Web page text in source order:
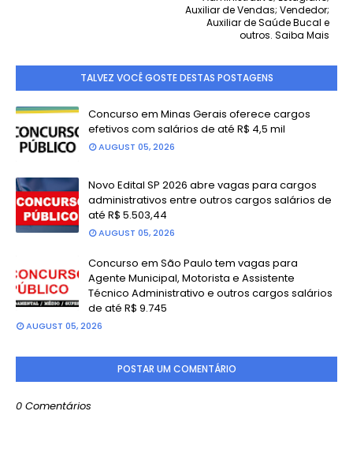
Auxiliar de Vendas; Vendedor;
Auxiliar de Saúde Bucal e
outros. Saiba Mais
TALVEZ VOCÊ GOSTE DESTAS POSTAGENS
Concurso em Minas Gerais oferece cargos
efetivos com salários de até R$ 4,5 mil
AUGUST 05, 2026
Novo Edital SP 2026 abre vagas para cargos
administrativos entre outros cargos salários de
até R$ 5.503,44
AUGUST 05, 2026
Concurso em São Paulo tem vagas para
Agente Municipal, Motorista e Assistente
Técnico Administrativo e outros cargos salários
de até R$ 9.745
AUGUST 05, 2026
POSTAR UM COMENTÁRIO
0 Comentários